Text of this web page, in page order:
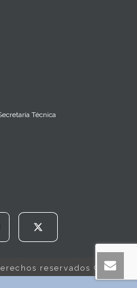
Técnica
reservados © 2022